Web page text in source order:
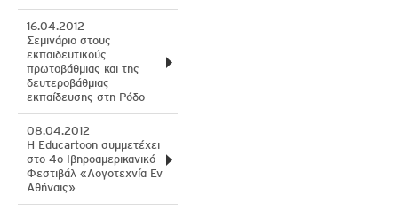
16.04.2012
Σεμινάριο στους
εκπαιδευτικούς
πρωτοβάθμιας και της
δευτεροβάθμιας
εκπαίδευσης στη Ρόδο
08.04.2012
Η Educartoon συμμετέχει
στο 4ο Ιβηροαμερικανικό
Φεστιβάλ «Λογοτεχνία Εν
Αθήναις»